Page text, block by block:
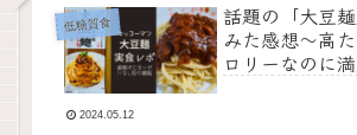
低糖質食
話題の「大豆
みた感想〜高
ロリーなのに
2024.05.12